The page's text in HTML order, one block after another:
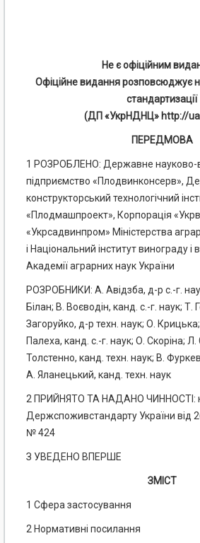
Не є офіційним
Офіційне видання розповсюджує
стандартизації
(ДП «УкрНДНЦ» http://
ПЕРЕДМОВА
1 РОЗРОБЛЕНО: Державне науково-
підприємство «Плодвинконсерв»,
конструкторський технологічний
«Плодмашпроект», Корпорація
«Укрсадвинпром» Міністерства
і Національний інститут винограду
Академії аграрних наук України
РОЗРОБНИКИ: А. Авідзба, д-р с.-г.
Білан; В. Воєводін, канд. с.-г. наук; Т.
Загоруйко, д-р техн. наук; О.
Палеха, канд. с.-г. наук; О. Скоріна;
Толстенно, канд. техн. наук; В.
А. Яланецький, канд. техн. наук
2 ПРИЙНЯТО ТА НАДАНО ЧИННОСТІ:
Держспоживстандарту України від
№ 424
З УВЕДЕНО ВПЕРШЕ
ЗМІСТ
1 Сфера застосування
2 Нормативні посилання